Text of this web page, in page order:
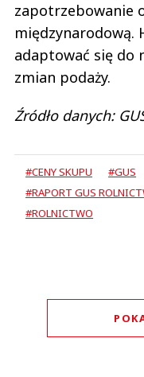
zapotrzebowanie
międzynarodową.
adaptować się do
zmian podaży.
Źródło danych:
#CENY SKUPU #GUS
#RAPORT GUS
#ROLNICTWO